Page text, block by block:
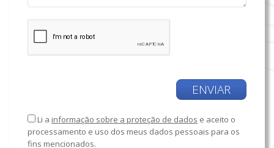
ENVIAR
Li a informação sobre a proteção de dados e aceito o
processamento e uso dos meus dados pessoais para os
fins mencionados.